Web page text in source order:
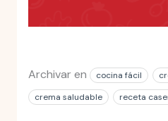
Archivar en cocina fácil
crema saludable
receta